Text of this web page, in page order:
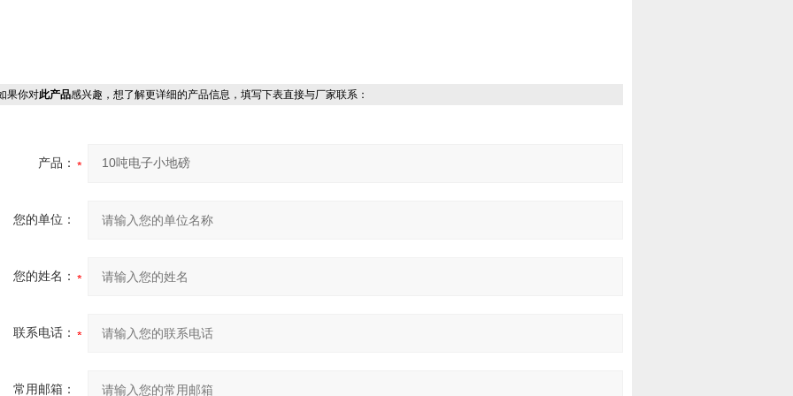
你对此产品感兴趣，想了解更详细的产品信息，填写下表直接与厂家联系：
产品：
您的单位：
您的姓名：
联系电话：
常用邮箱：